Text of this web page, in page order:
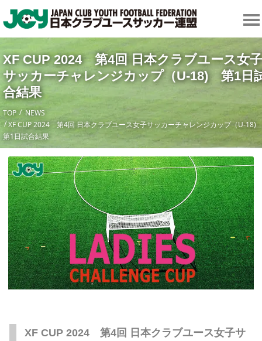
XF CUP 2024 第4回 日本クラブユース女子
サッカーチャレンジカップ（U-18) 第1日
合結果
TOP
NEWS
XF CUP 2024 第4回 日本クラブユース女子サッカーチャレンジカップ（U-
第1日試合結果
XF CUP 2024 第4回 日本クラブユース女子サ